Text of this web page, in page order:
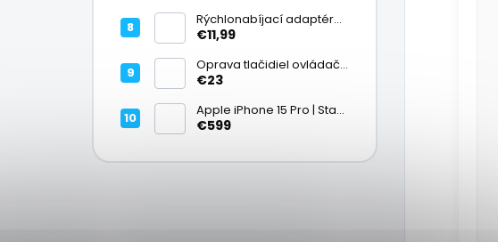
Rýchlonabíjací adaptér
20W USB-C
€11,99
Oprava tlačidiel ovládača
| PlayStation
€23
Apple iPhone 15 Pro | Stav:
Vynikajúci – A
€599